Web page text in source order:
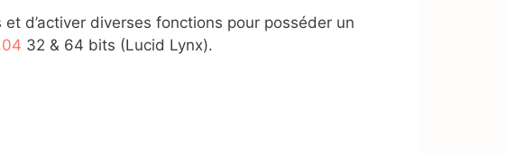
d’activer diverses fonctions pour posséder un
32 & 64 bits (Lucid Lynx).